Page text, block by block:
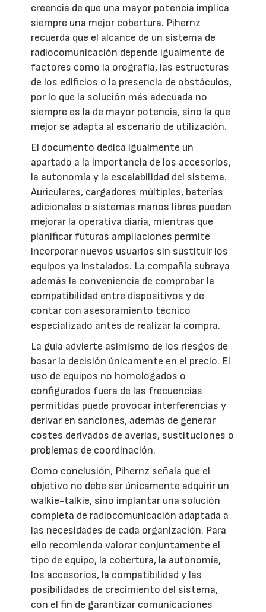
creencia de que una mayor potencia implica
siempre una mejor cobertura. Pihernz
recuerda que el alcance de un sistema de
radiocomunicación depende igualmente de
factores como la orografía, las estructuras
de los edificios o la presencia de obstáculos,
por lo que la solución más adecuada no
siempre es la de mayor potencia, sino la que
mejor se adapta al escenario de utilización.
El documento dedica igualmente un
apartado a la importancia de los accesorios,
la autonomía y la escalabilidad del sistema.
Auriculares, cargadores múltiples, baterías
adicionales o sistemas manos libres pueden
mejorar la operativa diaria, mientras que
planificar futuras ampliaciones permite
incorporar nuevos usuarios sin sustituir los
equipos ya instalados. La compañía subraya
además la conveniencia de comprobar la
compatibilidad entre dispositivos y de
contar con asesoramiento técnico
especializado antes de realizar la compra.
La guía advierte asimismo de los riesgos de
basar la decisión únicamente en el precio. El
uso de equipos no homologados o
configurados fuera de las frecuencias
permitidas puede provocar interferencias y
derivar en sanciones, además de generar
costes derivados de averías, sustituciones o
problemas de coordinación.
Como conclusión, Pihernz señala que el
objetivo no debe ser únicamente adquirir un
walkie-talkie, sino implantar una solución
completa de radiocomunicación adaptada a
las necesidades de cada organización. Para
ello recomienda valorar conjuntamente el
tipo de equipo, la cobertura, la autonomía,
los accesorios, la compatibilidad y las
posibilidades de crecimiento del sistema,
con el fin de garantizar comunicaciones